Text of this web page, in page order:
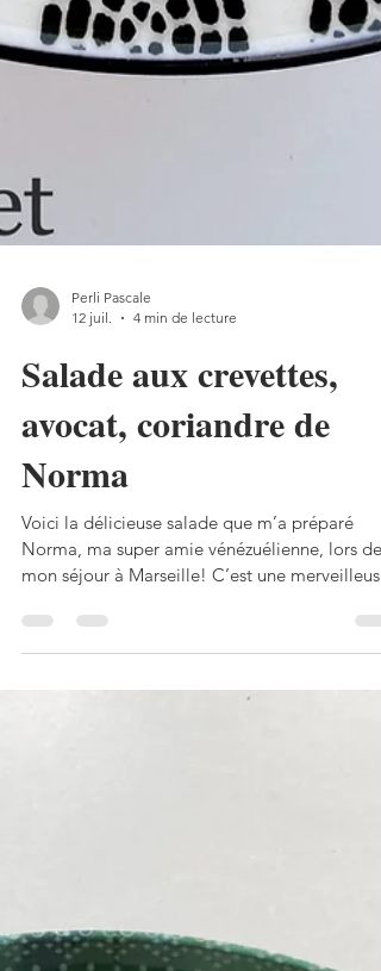
12 juil.
4 min de lecture
Salade aux crevettes,
avocat, coriandre de
Norma
Voici la délicieuse salade que m’a préparé
mon séjour à Marseille! C’est une merveilleuse
association de fraîcheur et saveurs, qui nous
adaptée aux chaleurs actuelles! On n’hésite